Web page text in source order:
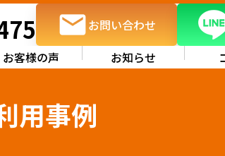
お問い合わせ
お客様の声 お知らせ
用事例